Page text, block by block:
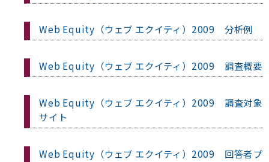
Web Equity（ウェブ エクイティ）2009 分析例
Web Equity（ウェブ エクイティ）2009 調査概要
Web Equity（ウェブ エクイティ）2009 調査対象
サイト
Web Equity（ウェブ エクイティ）2009 回答者プ